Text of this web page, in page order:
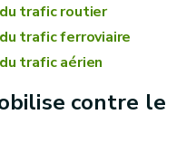
trafic routier
trafic ferroviaire
trafic aérien
contre le